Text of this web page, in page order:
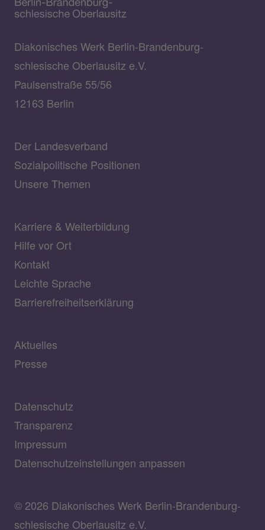
Diakonisches Werk Berlin-Brandenburg-
schlesische Oberlausitz e.V.
Paulsenstraße 55/56
12163 Berlin
Der Landesverband
Sozialpolitische Positionen
Unsere Themen
Karriere & Weiterbildung
Hilfe vor Ort
Kontakt
Leichte Sprache
Barrierefreiheitserklärung
Aktuelles
Presse
Datenschutz
Transparenz
Impressum
Datenschutzeinstellungen anpassen
© 2026 Diakonisches Werk Berlin-Brandenburg-
schlesische Oberlausitz e.V.